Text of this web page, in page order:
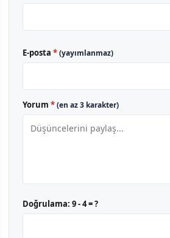
E-posta *(yayımlanmaz)
Yorum *(en az 3 karakter)
Doğrulama: 9 - 4 = ?